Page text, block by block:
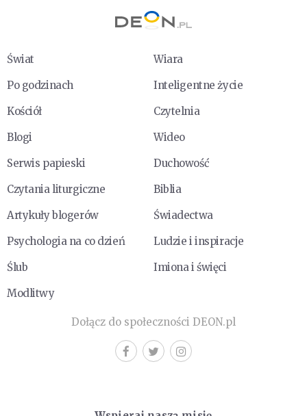
Świat
Wiara
Po godzinach
Inteligentne życie
Kościół
Czytelnia
Blogi
Wideo
Serwis papieski
Duchowość
Czytania liturgiczne
Biblia
Artykuły blogerów
Świadectwa
Psychologia na co dzień
Ludzie i inspiracje
Ślub
Imiona i święci
Modlitwy
Dołącz do społeczności DEON.pl